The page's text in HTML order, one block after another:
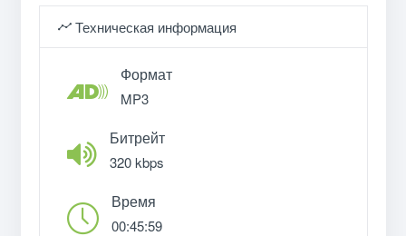
Техническая информация
Формат
MP3
Битрейт
320 kbps
Время
00:45:59